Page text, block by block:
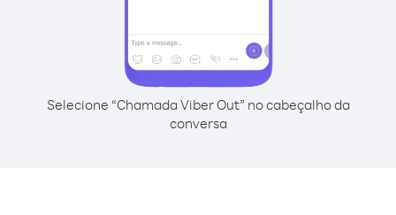
Selecione “Chamada Viber Out” no cabeçalho da
conversa